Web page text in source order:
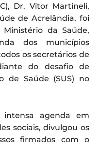
Dr. Vitor Martineli,
de Acrelândia, foi
da Saúde,
dos municípios
os secretários de
do desafio de
de Saúde (SUS) no
agenda em
sociais, divulgou os
firmados com o